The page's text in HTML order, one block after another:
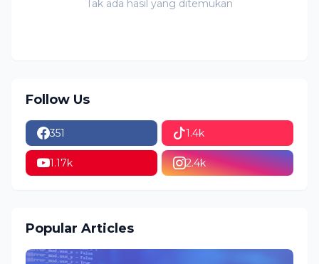
Tak ada hasil yang ditemukan
Follow Us
351 1.4k
1.17k 2.4k
Popular Articles